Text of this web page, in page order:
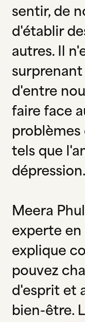
sentir, de
d'établir
autres. Il
d'entre
faire face
problèmes
tels que
dépression.
Meera
experte
explique
pouvez
d'esprit et
bien-être.